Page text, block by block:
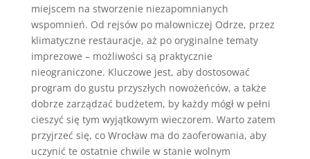
miejscem na stworzenie niezapomnianych
wspomnień. Od rejsów po malowniczej Odrze, przez
klimatyczne restauracje, aż po oryginalne tematy
imprezowe – możliwości są praktycznie
nieograniczone. Kluczowe jest, aby dostosować
program do gustu przyszłych nowożeńców, a także
dobrze zarządzać budżetem, by każdy mógł w pełni
cieszyć się tym wyjątkowym wieczorem. Warto zatem
przyjrzeć się, co Wrocław ma do zaoferowania, aby
uczynić te ostatnie chwile w stanie wolnym